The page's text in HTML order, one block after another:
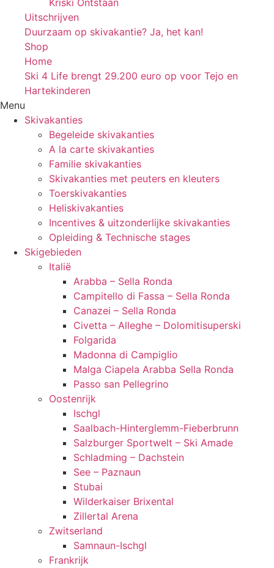
Kriski Ontstaan
Uitschrijven
Duurzaam op skivakantie? Ja, het kan!
Shop
Home
Ski 4 Life brengt 29.200 euro op voor Tejo en
Hartekinderen
Menu
Skivakanties
Begeleide skivakanties
A la carte skivakanties
Familie skivakanties
Skivakanties met peuters en kleuters
Toerskivakanties
Heliskivakanties
Incentives & uitzonderlijke skivakanties
Opleiding & Technische stages
Skigebieden
Italië
Arabba – Sella Ronda
Campitello di Fassa – Sella Ronda
Canazei – Sella Ronda
Civetta – Alleghe – Dolomitisuperski
Folgarida
Madonna di Campiglio
Malga Ciapela Arabba Sella Ronda
Passo san Pellegrino
Oostenrijk
Ischgl
Saalbach-Hinterglemm-Fieberbrunn
Salzburger Sportwelt – Ski Amade
Schladming – Dachstein
See – Paznaun
Stubai
Wilderkaiser Brixental
Zillertal Arena
Zwitserland
Samnaun-Ischgl
Frankrijk